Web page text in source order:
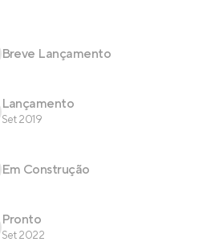
Breve Lançamento
Lançamento
Set 2019
Em Construção
Pronto
Set 2022